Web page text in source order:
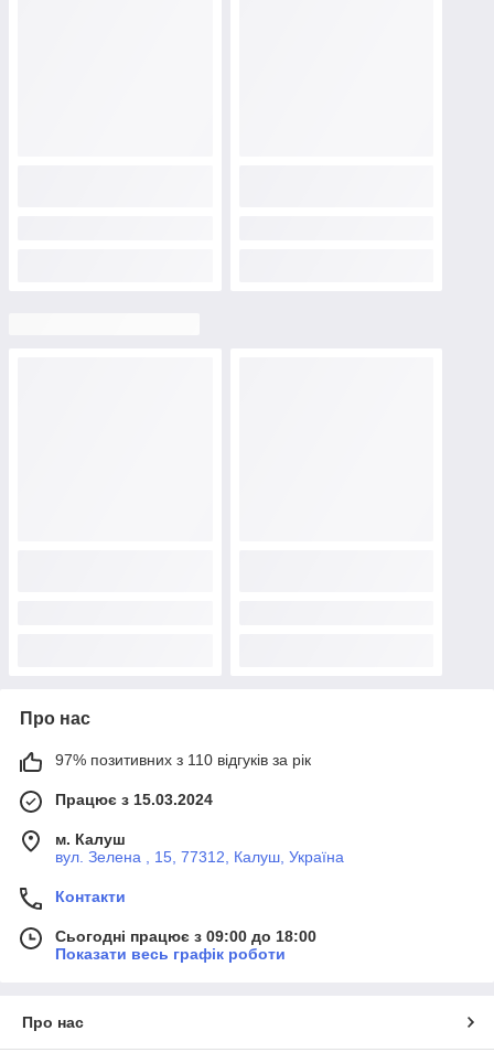
Про нас
97% позитивних з 110 відгуків за рік
Працює з 15.03.2024
м. Калуш
вул. Зелена , 15, 77312, Калуш, Україна
Контакти
Сьогодні працює з 09:00 до 18:00
Показати весь графік роботи
Про нас